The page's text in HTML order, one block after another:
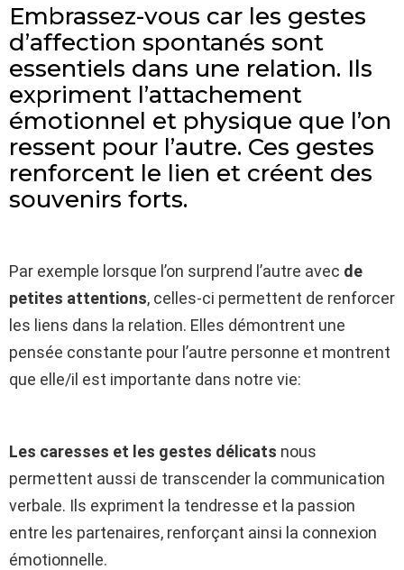
Embrassez-vous car les gestes
d’affection spontanés sont
essentiels dans une relation. Ils
expriment l’attachement
émotionnel et physique que l’on
ressent pour l’autre. Ces gestes
renforcent le lien et créent des
souvenirs forts.
Par exemple lorsque l’on surprend l’autre avec de
petites attentions, celles-ci permettent de renforcer
les liens dans la relation. Elles démontrent une
pensée constante pour l’autre personne et montrent
que elle/il est importante dans notre vie:
Les caresses et les gestes délicats nous
permettent aussi de transcender la communication
verbale. Ils expriment la tendresse et la passion
entre les partenaires, renforçant ainsi la connexion
émotionnelle.